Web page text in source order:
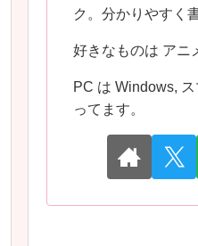
ク。分かりやすく
好きなものは アニ
PC は Windows,
ってます。